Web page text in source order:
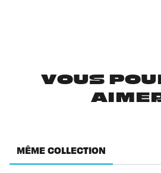
VOUS
MÊME COLLECTION